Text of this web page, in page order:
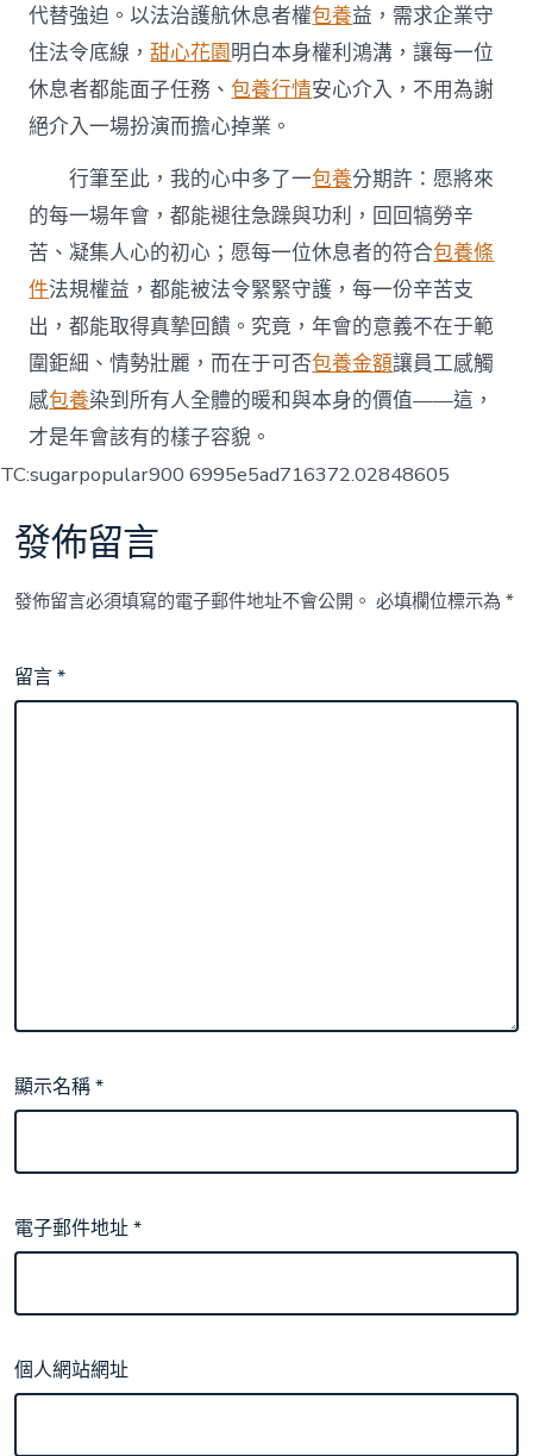
代替強迫。以法治護航休息者權包養益，需求企業守
住法令底線，甜心花園明白本身權利鴻溝，讓每一位
休息者都能面子任務、包養行情安心介入，不用為謝
絕介入一場扮演而擔心掉業。
行筆至此，我的心中多了一包養分期許：愿將來
的每一場年會，都能褪往急躁與功利，回回犒勞辛
苦、凝集人心的初心；愿每一位休息者的符合包養條
件法規權益，都能被法令緊緊守護，每一份辛苦支
出，都能取得真摯回饋。究竟，年會的意義不在于範
圍鉅細、情勢壯麗，而在于可否包養金額讓員工感觸
感包養染到所有人全體的暖和與本身的價值——這，
才是年會該有的樣子容貌。
TC:sugarpopular900 6995e5ad716372.02848605
發佈留言
發佈留言必須填寫的電子郵件地址不會公開。 必填欄位標示為*
留言*
顯示名稱*
電子郵件地址*
個人網站網址